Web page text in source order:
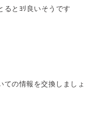
るとﾖﾘ良いそうです
の情報を交換しましょ